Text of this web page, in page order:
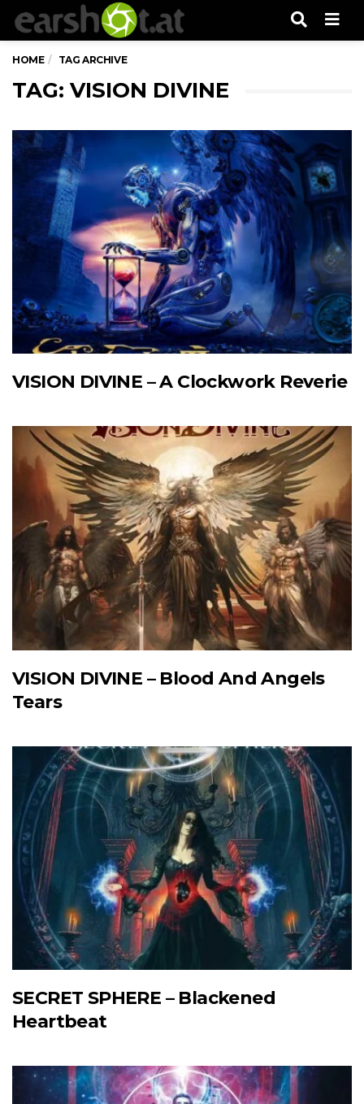
HOME TAG ARCHIVE
TAG: VISION DIVINE
VISION DIVINE – A Clockwork Reverie
VISION DIVINE – Blood And Angels
Tears
SECRET SPHERE – Blackened
Heartbeat